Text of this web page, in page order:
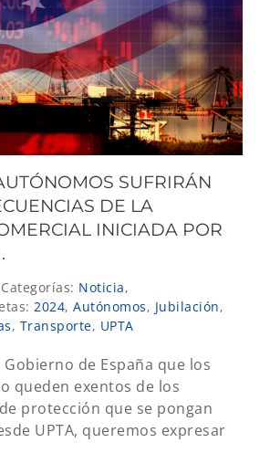
SUFRIRÁN
DE LA
INICIADA POR
Categorías: Noticia,
2024, Autónomos, Jubilación,
, Transporte, UPTA
Gobierno de España que los
queden exentos de los
protección que se pongan
UPTA, queremos expresar